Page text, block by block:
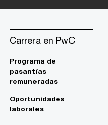
Carrera en PwC
Programa de
pasantías
remuneradas
Oportunidades
laborales